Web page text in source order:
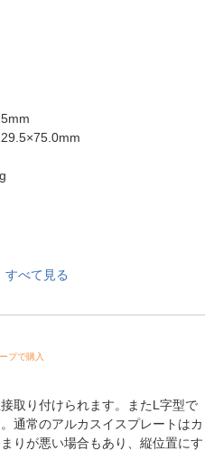
すべて見る
プで購入
取り付けられます。またL字型で
通常のアルカスイスプレートはカ
りが悪い場合もあり、縦位置にす